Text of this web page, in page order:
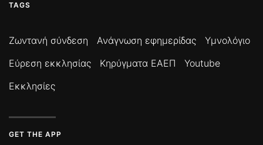
TAGS
Ζωντανή σύνδεση Ανάγνωση εφημερίδας
Υμνολόγιο
Εύρεση εκκλησίας
Κηρύγματα ΕΑΕΠ
Youtube
Εκκλησίες
GET THE APP